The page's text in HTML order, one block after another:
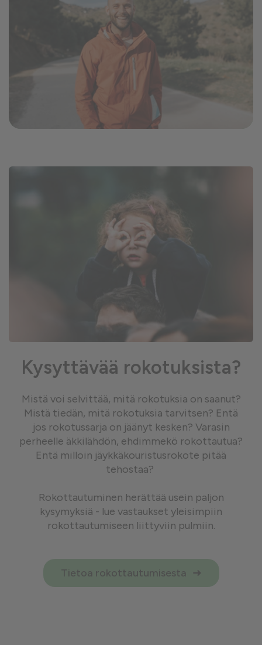
Kysyttävää rokotuksista?
Mistä voi selvittää, mitä rokotuksia on saanut?
Mistä tiedän, mitä rokotuksia tarvitsen? Entä
jos rokotussarja on jäänyt kesken? Varasin
perheelle äkkilähdön, ehdimmekö rokottautua?
Entä milloin jäykkäkouristusrokote pitää
tehostaa?
Rokottautuminen herättää usein paljon
kysymyksiä - lue vastaukset yleisimpiin
rokottautumiseen liittyviin pulmiin.
Tietoa rokottautumisesta